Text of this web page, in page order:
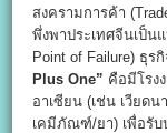
สงครามการค้า
พึ่งพาประเทศจีนเป็น
Point of Failure) ธุ
Plus One” คือมีโรง
อาเซียน (เช่น เวียด
เคมีภัณฑ์/ยา) เพื่อรับ